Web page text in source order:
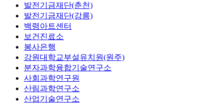
발전기금재단(춘천)
발전기금재단(강릉)
백령아트센터
보건진료소
봉사은행
강원대학교부설유치원(원주)
분자과학융합기술연구소
사회과학연구원
산림과학연구소
산업기술연구소